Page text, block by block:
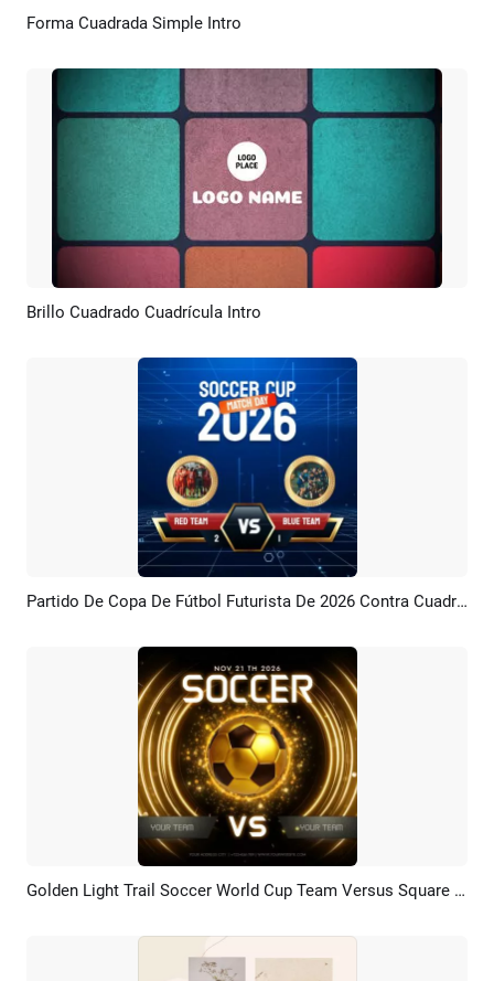
Previsualizar
Forma Cuadrada Simple Intro
Previsualizar
Brillo Cuadrado Cuadrícula Intro
Previsualizar Crear IA Partido De Copa De Fútbol Futurista De 2026 Contra Cuadrado (publicación En Redes Sociales)
Previsualizar Personalizar Golden Light Trail Soccer World Cup Team Versus Square Social Media Post